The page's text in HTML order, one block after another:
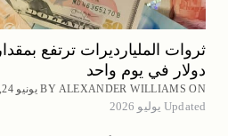
دولار في يوم واحد
BY ALEXANDER WILLIAMS ON يونيو 24, 2026
Updated يوليو 2026